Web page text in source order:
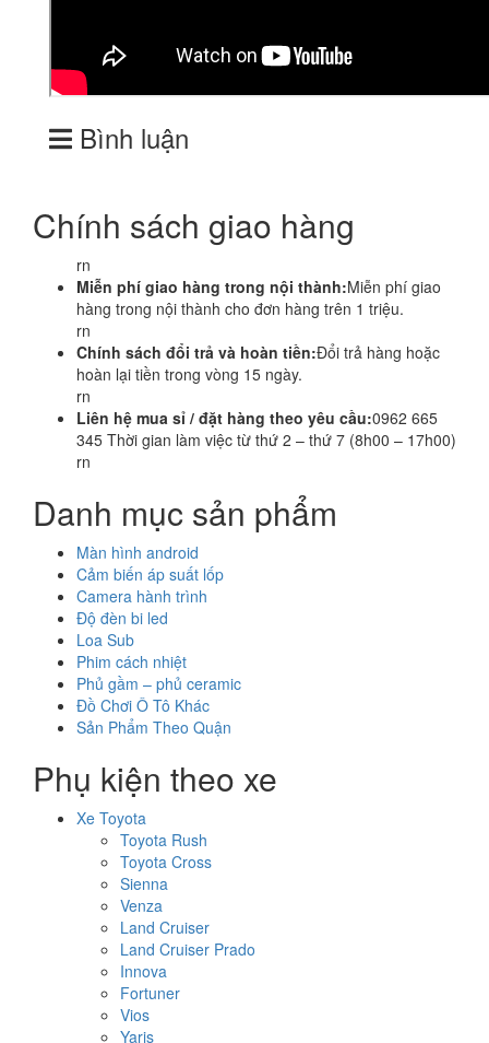
Bình luận
Chính sách giao hàng
rn
Miễn phí giao hàng trong nội thành:Miễn phí giao
hàng trong nội thành cho đơn hàng trên 1 triệu.
rn
Chính sách đổi trả và hoàn tiền:Đổi trả hàng hoặc
hoàn lại tiền trong vòng 15 ngày.
rn
Liên hệ mua sỉ / đặt hàng theo yêu cầu:0962 665
345 Thời gian làm việc từ thứ 2 – thứ 7 (8h00 – 17h00)
rn
Danh mục sản phẩm
Màn hình android
Cảm biến áp suất lốp
Camera hành trình
Độ đèn bi led
Loa Sub
Phim cách nhiệt
Phủ gầm – phủ ceramic
Đồ Chơi Ô Tô Khác
Sản Phẩm Theo Quận
Phụ kiện theo xe
Xe Toyota
Toyota Rush
Toyota Cross
Sienna
Venza
Land Cruiser
Land Cruiser Prado
Innova
Fortuner
Vios
Yaris